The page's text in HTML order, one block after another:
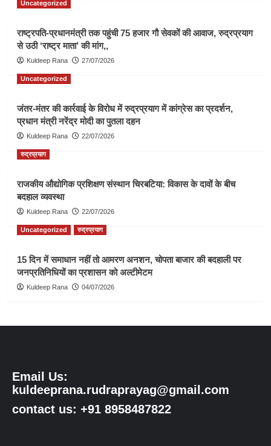
Uncategorized
राष्ट्रपति-प्रधानमंत्री तक पहुंची 75 हजार गौ सेवकों की आवाज, रुद्रप्रयाग
से उठी ‘राष्ट्र माता’ की मांग,,
Kuldeep Rana 27/07/2026
Uncategorized
जंतर-मंतर की कार्रवाई के विरोध में रुद्रप्रयाग में कांग्रेस का प्रदर्शन,
प्रधान मंत्री नरेंद्र मोदी का पुतला दहन
Kuldeep Rana 22/07/2026
रुद्रप्रयाग
राजकीय औद्योगिक प्रशिक्षण संस्थान चिरबटिया: विकास के दावों के बीच
बदहाल व्यवस्था
Kuldeep Rana 22/07/2026
Uncategorized रुद्रप्रयाग
15 दिन में समाधान नहीं तो आमरण अनशन, चोपता बाजार की बदहाली पर
जनप्रतिनिधियों का प्रशासन को अल्टीमेटम
Kuldeep Rana 04/07/2026
Email Us:
kuldeeprana.rudraprayag@gmail.com
contact us: +91 8958487822